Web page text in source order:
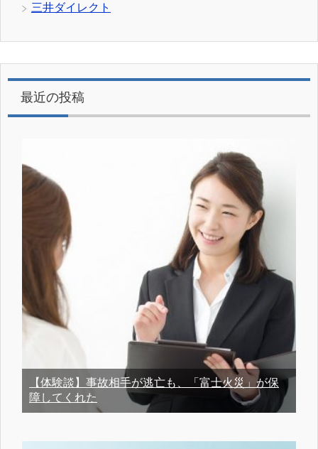
三井ダイレクト
最近の投稿
【体験談】事故相手が逃亡も、「富士火災」が保
障してくれた